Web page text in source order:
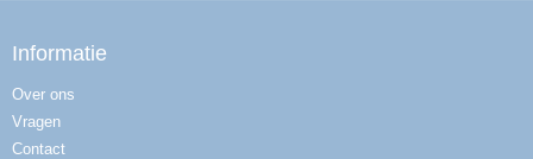
Informatie
Over ons
Vragen
Contact